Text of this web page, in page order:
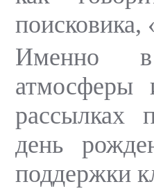
поисковика,
Именно в
рассылках
день
поддержки